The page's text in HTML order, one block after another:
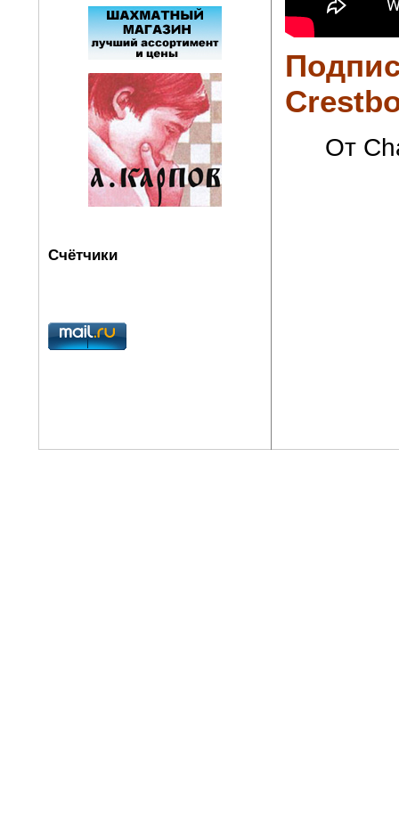
Счётчики
От